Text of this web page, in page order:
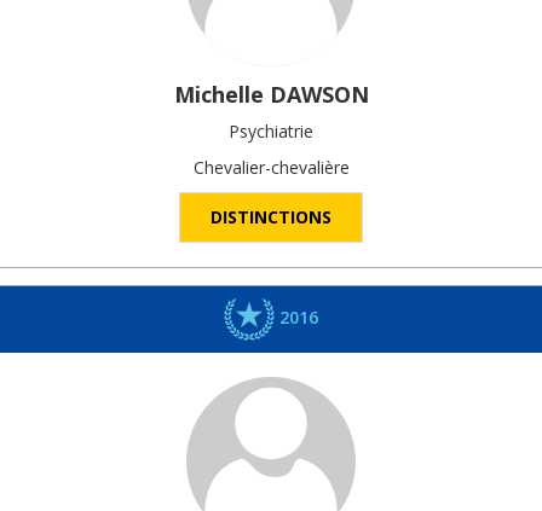
Michelle DAWSON
Psychiatrie
Chevalier-chevalière
DISTINCTIONS
2016